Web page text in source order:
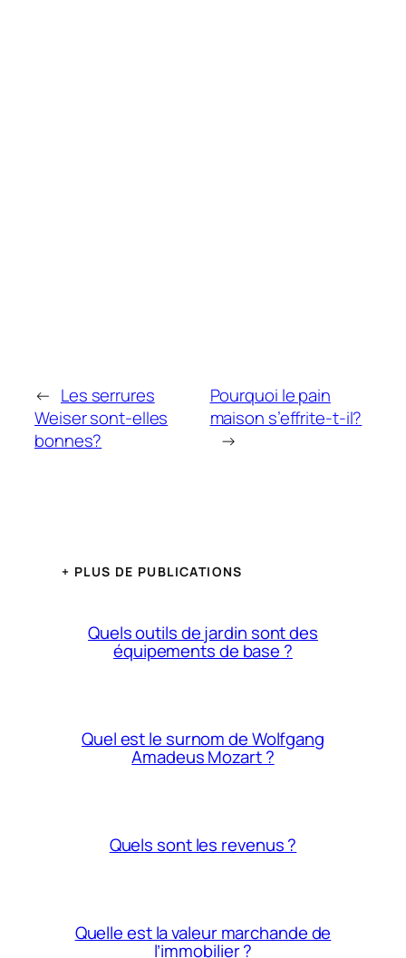
← Les serrures
Weiser sont-elles
bonnes?
Pourquoi le pain
maison s’effrite-t-il?
→
+ PLUS DE PUBLICATIONS
Quels outils de jardin sont des
équipements de base ?
Quel est le surnom de Wolfgang
Amadeus Mozart ?
Quels sont les revenus ?
Quelle est la valeur marchande de
l’immobilier ?